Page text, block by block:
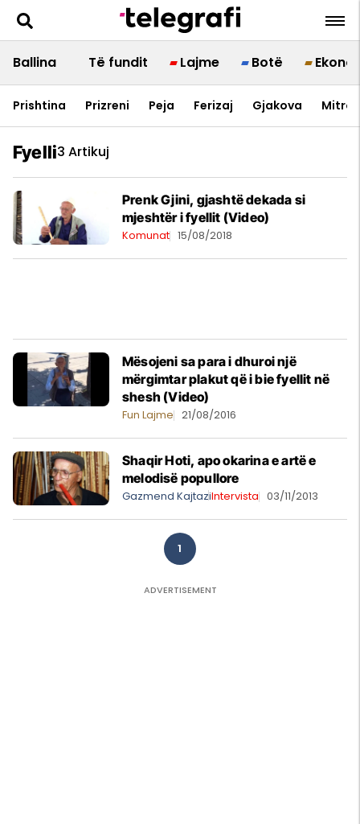
Ballina Të fundit Lajme Botë
Prishtina Prizreni Peja Ferizaj Gjakova
Fyelli3 Artikuj
Prenk Gjini, gjashtë dekada si
mjeshtër i fyellit (Video)
Komunat 15/08/2018
Mësojeni sa para i dhuroi një
mërgimtar plakut që i bie fyellit në
shesh (Video)
Fun Lajme 21/08/2016
Shaqir Hoti, apo okarina e artë e
melodisë popullore
Gazmend KajtaziIntervista 03/11/2013
1